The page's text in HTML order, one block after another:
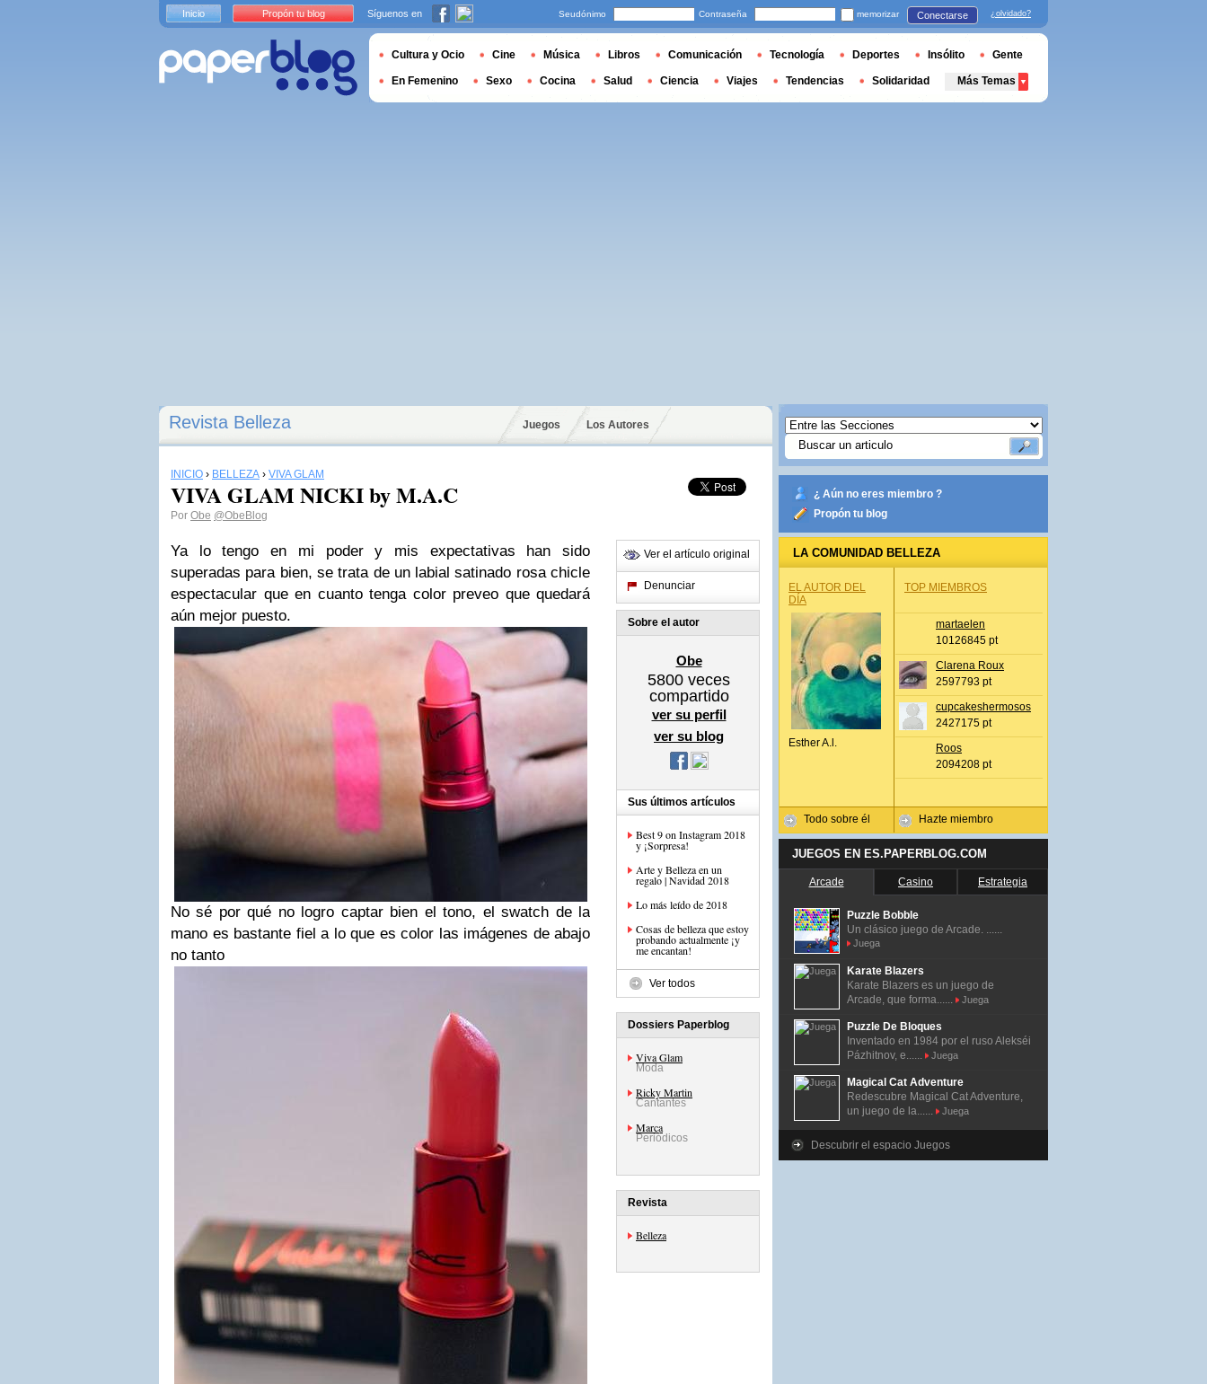
Revista Belleza Juegos Los Autores
INICIO › BELLEZA › VIVA GLAM
VIVA GLAM NICKI by M.A.C
Por Obe @ObeBlog
Ya lo tengo en mi poder y mis expectativas han sido
superadas para bien, se trata de un labial satinado rosa chicle
espectacular que en cuanto tenga color preveo que quedará
aún mejor puesto.
No sé por qué no logro captar bien el tono, el swatch de la
mano es bastante fiel a lo que es color las imágenes de abajo
no tanto
Ver el artículo original
Denunciar
Sobre el autor
Obe
5800 veces
compartido
ver su perfil
ver su blog
Sus últimos artículos
Best 9 on Instagram 2018
y ¡Sorpresa!
Arte y Belleza en un
regalo | Navidad 2018
Lo más leído de 2018
Cosas de belleza que estoy
probando actualmente ¡y
me encantan!
Ver todos
Dossiers Paperblog
Viva Glam
Moda
Ricky Martin
Cantantes
Marca
Periódicos
Revista
Belleza
¿ Aún no eres miembro ?
Propón tu blog
LA COMUNIDAD BELLEZA
EL AUTOR DEL
DÍA
Esther A.l.
Todo sobre él
TOP MIEMBROS
martaelen
10126845 pt
Clarena Roux
2597793 pt
cupcakeshermosos
2427175 pt
Roos
2094208 pt
Hazte miembro
JUEGOS EN ES.PAPERBLOG.COM
Arcade Casino Estrategia
Puzzle Bobble
Un clásico juego de Arcade. ......
Juega
Karate Blazers
Karate Blazers es un juego de
Arcade, que forma......
Juega
Puzzle De Bloques
Inventado en 1984 por el ruso Alekséi
Pázhitnov, e......
Juega
Magical Cat Adventure
Redescubre Magical Cat Adventure,
un juego de la......
Juega
Descubrir el espacio Juegos
Inicio Propón tu blog Síguenos en Seudónimo Contraseña memorizar Conectarse ¿olvidado?
Cultura y Ocio Cine Música Libros Comunicación Tecnología Deportes Insólito Gente
En Femenino Sexo Cocina Salud Ciencia Viajes Tendencias Solidaridad Más Temas